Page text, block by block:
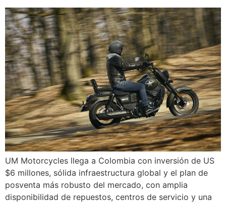
UM Motorcycles llega a Colombia con inversión de US
$6 millones, sólida infraestructura global y el plan de
posventa más robusto del mercado, con amplia
disponibilidad de repuestos, centros de servicio y una